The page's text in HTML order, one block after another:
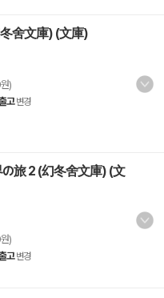
舍文庫) (文庫)
)
고 변경
旅 2 (幻冬舍文庫) (文
)
고 변경